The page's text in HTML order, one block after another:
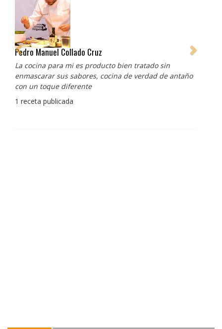
Pedro Manuel Collado Cruz
La cocina para mi es producto bien tratado sin
enmascarar sus sabores, cocina de verdad de antaño
con un toque diferente
1 receta publicada